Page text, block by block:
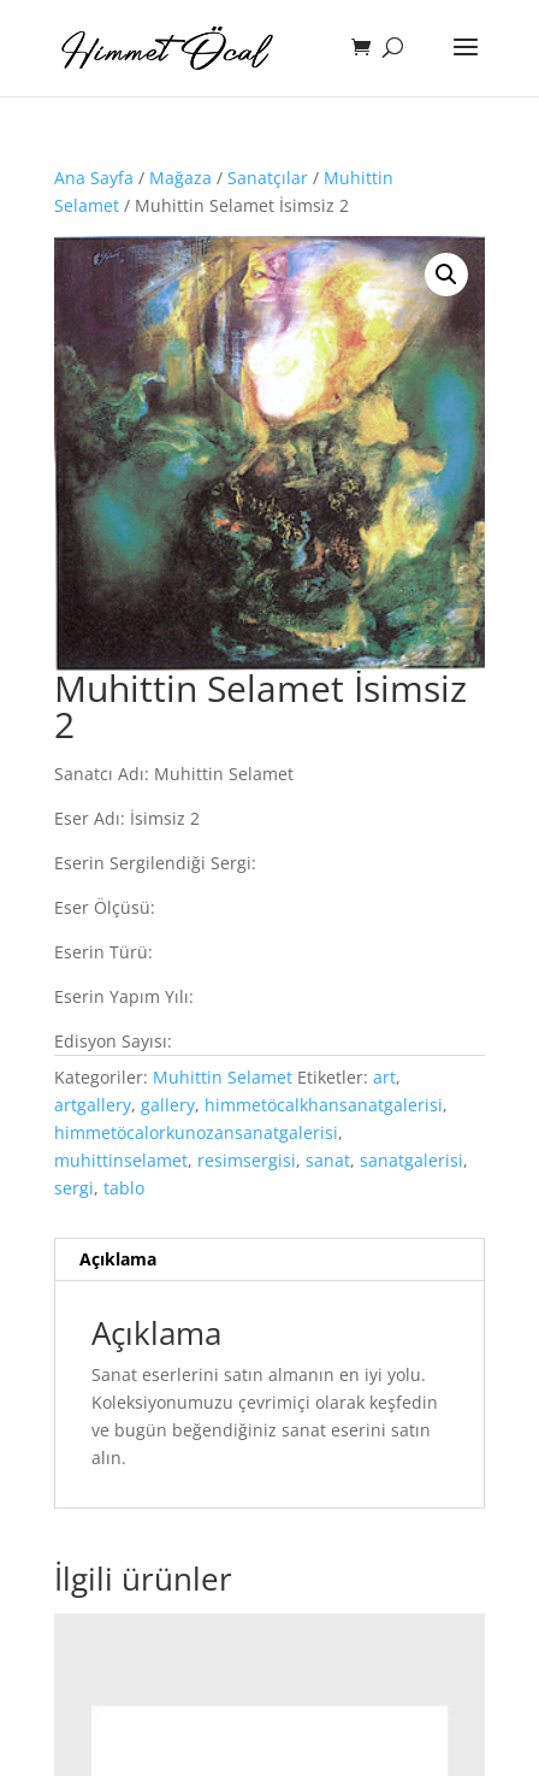
Ana Sayfa / Mağaza / Sanatçılar/ Muhittin
Selamet/ Muhittin Selamet İsimsiz 2
Muhittin Selamet İsimsiz
2
Sanatcı Adı: Muhittin Selamet
Eser Adı: İsimsiz 2
Eserin Sergilendiği Sergi:
Eser Ölçüsü:
Eserin Türü:
Eserin Yapım Yılı:
Edisyon Sayısı:
Kategoriler: Muhittin Selamet Etiketler: art,
artgallery, gallery, himmetöcalkhansanatgalerisi,
himmetöcalorkunozansanatgalerisi,
muhittinselamet, resimsergisi, sanat, sanatgalerisi,
sergi, tablo
Açıklama
Açıklama
Sanat eserlerini satın almanın en iyi yolu.
Koleksiyonumuzu çevrimiçi olarak keşfedin
ve bugün beğendiğiniz sanat eserini satın
alın.
İlgili ürünler